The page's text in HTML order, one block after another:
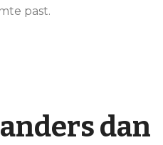
past.
dan